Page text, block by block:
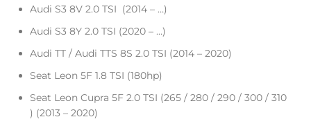
Audi S3 8V 2.0 TSI (2014 – …)
Audi S3 8Y 2.0 TSI (2020 – …)
Audi TT / Audi TTS 8S 2.0 TSI (2014 – 2020)
Seat Leon 5F 1.8 TSI (180hp)
Seat Leon Cupra 5F 2.0 TSI (265 / 280 / 290 / 300 / 310
) (2013 – 2020)